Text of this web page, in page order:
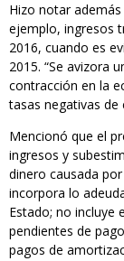
Hizo notar
ejemplo, ingresos
2016, cuando es
2015. “Se avizora
contracción en la
tasas negativas de
Mencionó que el
ingresos y
dinero causada
incorpora lo
Estado; no incluye
pendientes de
pagos de